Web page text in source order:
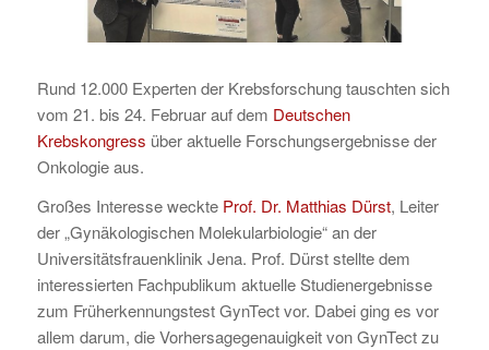
Rund 12.000 Experten der Krebsforschung tauschten sich
vom 21. bis 24. Februar auf dem Deutschen
Krebskongress über aktuelle Forschungsergebnisse der
Onkologie aus.
Großes Interesse weckte Prof. Dr. Matthias Dürst, Leiter
der „Gynäkologischen Molekularbiologie“ an der
Universitätsfrauenklinik Jena. Prof. Dürst stellte dem
interessierten Fachpublikum aktuelle Studienergebnisse
zum Früherkennungstest GynTect vor. Dabei ging es vor
allem darum, die Vorhersagegenauigkeit von GynTect zu